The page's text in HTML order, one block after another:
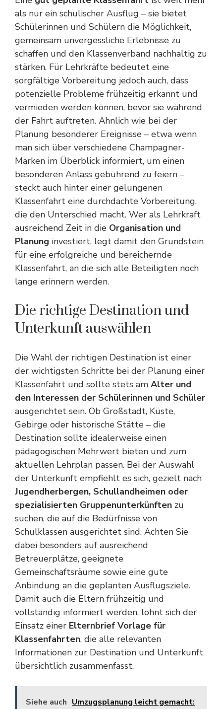
als nur ein schulischer Ausflug – sie bietet
Schülerinnen und Schülern die Möglichkeit,
gemeinsam unvergessliche Erlebnisse zu
schaffen und den Klassenverband nachhaltig zu
stärken. Für Lehrkräfte bedeutet eine
sorgfältige Vorbereitung jedoch auch, dass
potenzielle Probleme frühzeitig erkannt und
vermieden werden können, bevor sie während
der Fahrt auftreten. Ähnlich wie bei der
Planung besonderer Ereignisse – etwa wenn
man sich über verschiedene Champagner-
Marken im Überblick informiert, um einen
besonderen Anlass gebührend zu feiern –
steckt auch hinter einer gelungenen
Klassenfahrt eine durchdachte Vorbereitung,
die den Unterschied macht. Wer als Lehrkraft
ausreichend Zeit in die Organisation und
Planung investiert, legt damit den Grundstein
für eine erfolgreiche und bereichernde
Klassenfahrt, an die sich alle Beteiligten noch
lange erinnern werden.
Die richtige Destination und
Unterkunft auswählen
Die Wahl der richtigen Destination ist einer
der wichtigsten Schritte bei der Planung einer
Klassenfahrt und sollte stets am Alter und
den Interessen der Schülerinnen und Schüler
ausgerichtet sein. Ob Großstadt, Küste,
Gebirge oder historische Stätte – die
Destination sollte idealerweise einen
pädagogischen Mehrwert bieten und zum
aktuellen Lehrplan passen. Bei der Auswahl
der Unterkunft empfiehlt es sich, gezielt nach
Jugendherbergen, Schullandheimen oder
spezialisierten Gruppenunterkünften zu
suchen, die auf die Bedürfnisse von
Schulklassen ausgerichtet sind. Achten Sie
dabei besonders auf ausreichend
Betreuerplätze, geeignete
Gemeinschaftsräume sowie eine gute
Anbindung an die geplanten Ausflugsziele.
Damit auch die Eltern frühzeitig und
vollständig informiert werden, lohnt sich der
Einsatz einer Elternbrief Vorlage für
Klassenfahrten, die alle relevanten
Informationen zur Destination und Unterkunft
übersichtlich zusammenfasst.
Siehe auch Umzugsplanung leicht gemacht: